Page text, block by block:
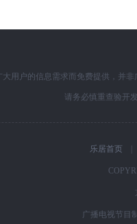
用户的信息需求而免费提供，并
请务必慎重查验开
乐居首页
广播电视节目